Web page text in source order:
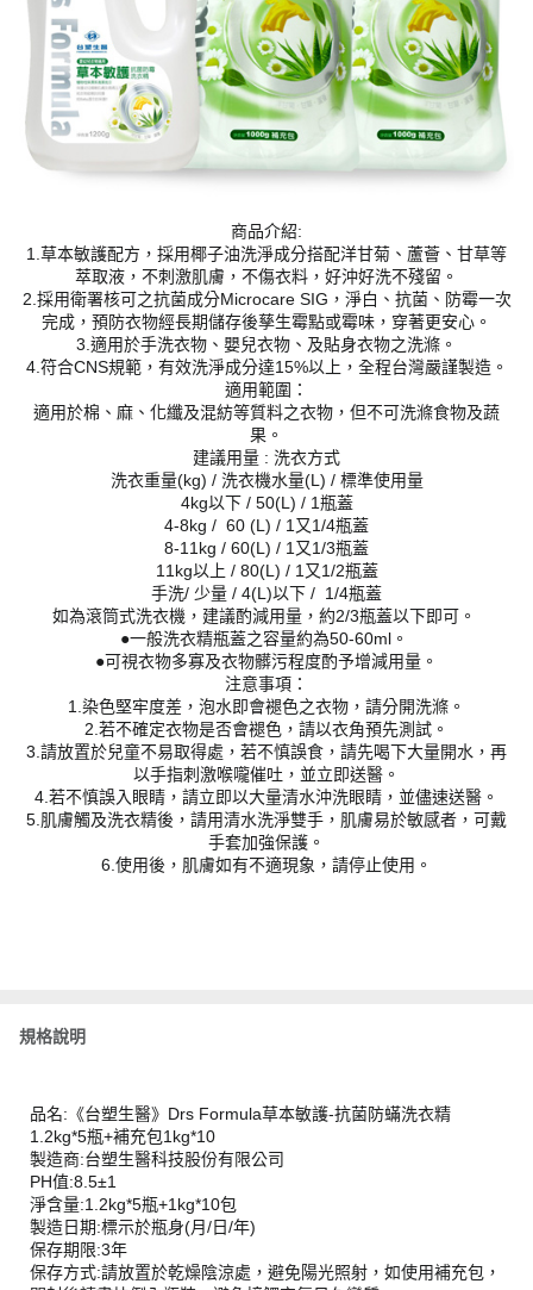
商品介紹:
1.草本敏護配方，採用椰子油洗淨成分搭配洋甘菊、蘆薈、甘草等
萃取液，不刺激肌膚，不傷衣料，好沖好洗不殘留。
2.採用衛署核可之抗菌成分Microcare SIG，淨白、抗菌、防霉一次
完成，預防衣物經長期儲存後孳生霉點或霉味，穿著更安心。
3.適用於手洗衣物、嬰兒衣物、及貼身衣物之洗滌。
4.符合CNS規範，有效洗淨成分達15%以上，全程台灣嚴謹製造。
適用範圍：
適用於棉、麻、化纖及混紡等質料之衣物，但不可洗滌食物及蔬
果。
建議用量 : 洗衣方式
洗衣重量(kg) / 洗衣機水量(L) / 標準使用量
4kg以下 / 50(L) / 1瓶蓋
4-8kg / 60 (L) / 1又1/4瓶蓋
8-11kg / 60(L) / 1又1/3瓶蓋
11kg以上 / 80(L) / 1又1/2瓶蓋
手洗/ 少量 / 4(L)以下 / 1/4瓶蓋
如為滾筒式洗衣機，建議酌減用量，約2/3瓶蓋以下即可。
●一般洗衣精瓶蓋之容量約為50-60ml。
●可視衣物多寡及衣物髒污程度酌予增減用量。
注意事項：
1.染色堅牢度差，泡水即會褪色之衣物，請分開洗滌。
2.若不確定衣物是否會褪色，請以衣角預先測試。
3.請放置於兒童不易取得處，若不慎誤食，請先喝下大量開水，再
以手指刺激喉嚨催吐，並立即送醫。
4.若不慎誤入眼睛，請立即以大量清水沖洗眼睛，並儘速送醫。
5.肌膚觸及洗衣精後，請用清水洗淨雙手，肌膚易於敏感者，可戴
手套加強保護。
6.使用後，肌膚如有不適現象，請停止使用。
規格說明
品名:《台塑生醫》Drs Formula草本敏護-抗菌防蟎洗衣精
1.2kg*5瓶+補充包1kg*10
製造商:台塑生醫科技股份有限公司
PH值:8.5±1
淨含量:1.2kg*5瓶+1kg*10包
製造日期:標示於瓶身(月/日/年)
保存期限:3年
保存方式:請放置於乾燥陰涼處，避免陽光照射，如使用補充包，